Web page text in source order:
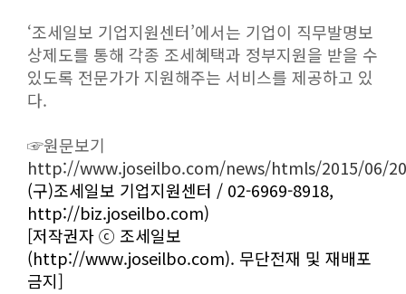
‘조세일보 기업지원센터’에서는 기업이 직무발명보
상제도를 통해 각종 조세혜택과 정부지원을 받을 수
있도록 전문가가 지원해주는 서비스를 제공하고 있
다.
☞원문보기
http://www.joseilbo.com/news/htmls/2015/06/
(구)조세일보 기업지원센터 / 02-6969-8918,
http://biz.joseilbo.com)
[저작권자 ⓒ 조세일보
(http://www.joseilbo.com). 무단전재 및 재배포
금지]